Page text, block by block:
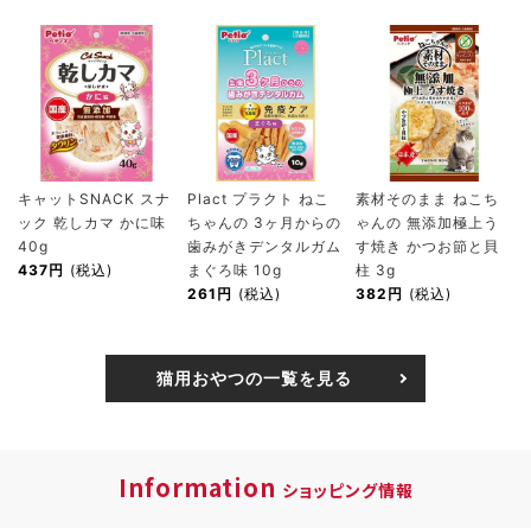
キャットSNACK スナ
ック 乾しカマ かに味
40g
437円 (税込)
Plact プラクト ねこ
ちゃんの 3ヶ月からの
歯みがきデンタルガム
まぐろ味 10g
261円 (税込)
素材そのまま ねこち
ゃんの 無添加極上う
す焼き かつお節と貝
柱 3g
382円 (税込)
猫用おやつの一覧を見る
Information ショッピング情報